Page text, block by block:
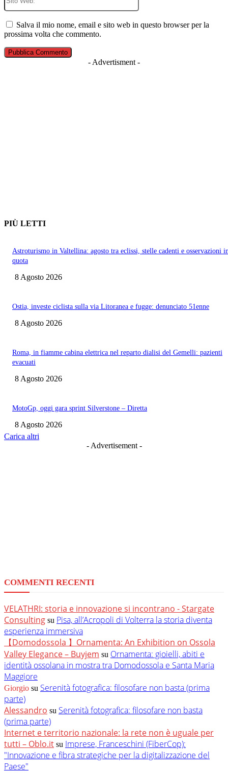
Salva il mio nome, email e sito web in questo browser per la
prossima volta che commento.
- Advertisment -
PIÙ LETTI
Astroturismo in Valtellina: agosto tra eclissi, stelle cadenti e osservazioni
quota
8 Agosto 2026
Ostia, investe ciclista sulla via Litoranea e fugge: denunciato 51enne
8 Agosto 2026
Roma, in fiamme cabina elettrica nel reparto dialisi del Gemelli: pazienti
evacuati
8 Agosto 2026
MotoGp, oggi gara sprint Silverstone – Diretta
8 Agosto 2026
Carica altri
- Advertisement -
COMMENTI RECENTI
VELATHRI: storia e innovazione si incontrano - Stargate
Consulting su Pisa, all’Acropoli di Volterra la storia diventa
esperienza immersiva
【Domodossola 】Ornamenta: An Exhibition on Ossola
Valley Elegance – Buyjem su Ornamenta: gioielli, abiti e
identità ossolana in mostra tra Domodossola e Santa Maria
Maggiore
Giorgio su Serenità fotografica: filosofare non basta (prima
parte)
Alessandro su Serenità fotografica: filosofare non basta
(prima parte)
Internet e territorio nazionale: la rete non è uguale per
tutti – Oblo.it su Imprese, Franceschini (FiberCop):
"Innovazione e fibra strategiche per la digitalizzazione del
Paese"